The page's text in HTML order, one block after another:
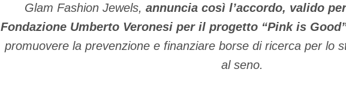
Glam Fashion Jewels, annuncia così l’accordo, valido
Fondazione Umberto Veronesi per il progetto “Pink is
promuovere la prevenzione e finanziare borse di ricerca per lo
al seno.